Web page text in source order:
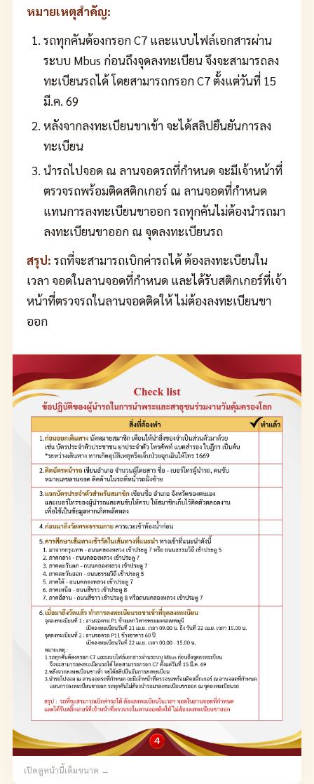
หมายเหตุสำคัญ:
รถทุกคันต้องกรอก C7 และแบบไฟล์เอกสารผ่าน
ระบบ Mbus ก่อนถึงจุดลงทะเบียน จึงจะสามารถลง
ทะเบียนรถได้ โดยสามารถกรอก C7 ตั้งแต่วันที่ 15
มี.ค. 69
หลังจากลงทะเบียนขาเข้า จะได้สลิปยืนยันการลง
ทะเบียน
นำรถไปจอด ณ ลานจอดรถที่กำหนด จะมีเจ้าหน้าที่
ตรวจรถพร้อมติดสติกเกอร์ ณ ลานจอดที่กำหนด
แทนการลงทะเบียนขาออก รถทุกคันไม่ต้องนำรถมา
ลงทะเบียนขาออก ณ จุดลงทะเบียนรถ
สรุป: รถที่จะสามารถเบิกค่ารถได้ ต้องลงทะเบียนใน
เวลา จอดในลานจอดที่กำหนด และได้รับสติกเกอร์ที่เจ้า
หน้าที่ตรวจรถในลานจอดติดให้ ไม่ต้องลงทะเบียนขา
ออก
เปิดดูหน้านี้เต็มขนาด →